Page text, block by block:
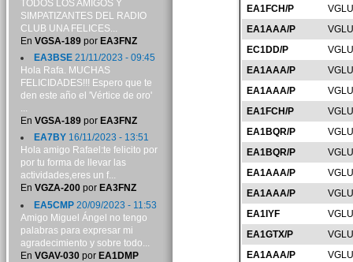
EA1FCH/P
EA1AAA/P
EC1DD/P
EA1AAA/P
EA1AAA/P
EA1FCH/P
EA1BQR/P
EA1BQR/P
EA1AAA/P
EA1AAA/P
EA1IYF
EA1GTX/P
EA1AAA/P
TODOS LOS AMIGOS Y
SIMPATIZANTES DEL RADIO
CLUB UNA FELICES...
En VGSA-189por EA3FNZ
EA3BSE21/11/2023 - 09:45
Hola Rafa. MUCHAS
FELICIDADES!!! Espero que te
den este año el 'Vértice de oro'
...
En VGSA-189por EA3FNZ
EA7BY16/11/2023 - 13:51
Hola amigo Rafael:te felicito por
por tu forma de llevar las
actividades,eres un f...
En VGZA-200por EA3FNZ
EA5CMP20/09/2023 - 11:53
Amigo Miguel Ángel no tengo
palabras para expresar mi
agradecimiento y sobre todo...
En VGAV-030por EA1DMP